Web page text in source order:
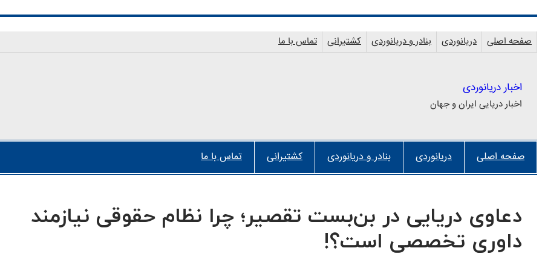
به
محتوا
صفحه اصلی دریانوردی بنادر و دریانوردی کشتیرانی تماس با ما
اخبار دریانوردی
اخبار دریایی ایران و جهان
صفحه اصلی دریانوردی بنادر و دریانوردی کشتیرانی تماس با ما
دعاوی دریایی در بن‌بست تقصیر؛ چرا نظام حقوقی نیازمند
داوری تخصصی است؟!